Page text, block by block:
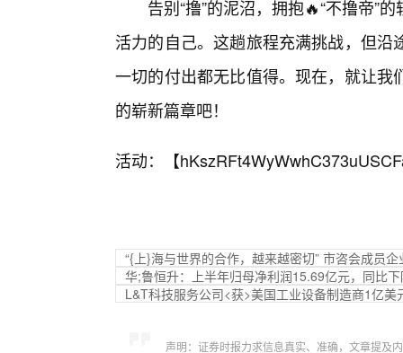
告别“撸”的泥沼，拥抱🔥“不撸帝”
活力的自己。这趟旅程充满挑战，但
一切的付出都无比值得。现在，就让
的崭新篇章吧！
活动：【
“{上}海与世界的合作，越来越密切” 市咨会成员
华;鲁恒升：上半年归母净利润15.69亿元，同比
L&T科技服务公司<获>美国工业设备制造商1亿美
声明：证券时报力求信息真实、准确，文章提及